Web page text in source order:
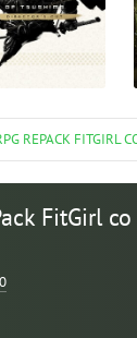
REPACK
FitGirl
0